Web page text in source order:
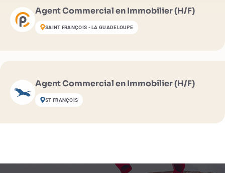
Agent Commercial en Immobilier (H/F)
SAINT FRANÇOIS - LA GUADELOUPE
Agent Commercial en Immobilier (H/F)
ST FRANÇOIS